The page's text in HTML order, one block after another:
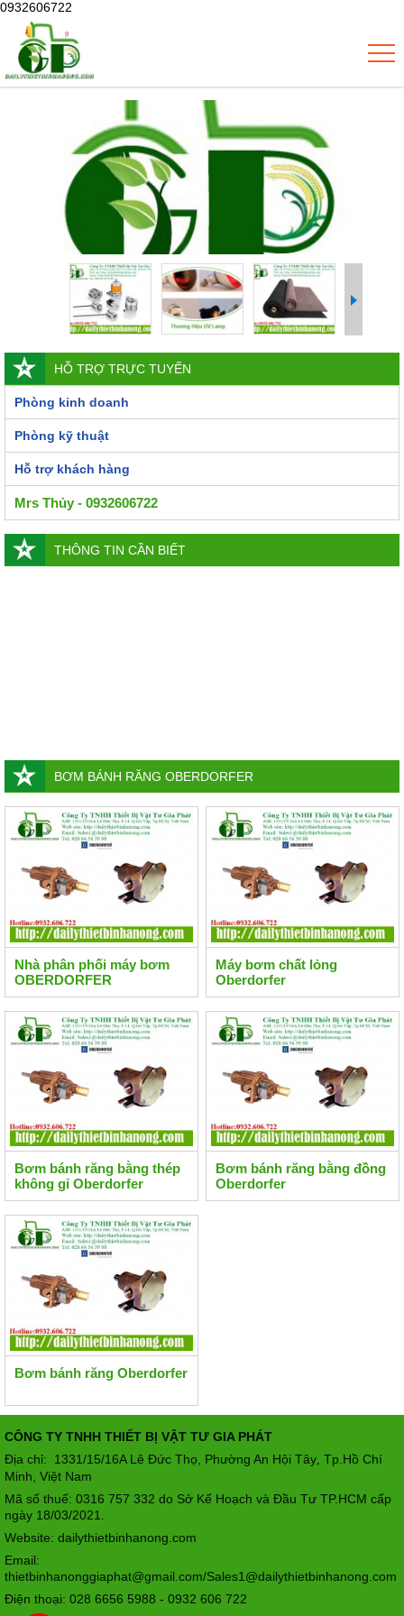
0932606722
HỖ TRỢ TRỰC TUYẾN
Phòng kinh doanh
Phòng kỹ thuật
Hỗ trợ khách hàng
Mrs Thủy - 0932606722
THÔNG TIN CẦN BIẾT
BƠM BÁNH RĂNG OBERDORFER
Nhà phân phối máy bơm
OBERDORFER
Máy bơm chất lỏng
Oberdorfer
Bơm bánh răng bằng thép
không gỉ Oberdorfer
Bơm bánh răng bằng đồng
Oberdorfer
Bơm bánh răng Oberdorfer
CÔNG TY TNHH THIẾT BỊ VẬT TƯ GIA PHÁT
Địa chỉ: 1331/15/16A Lê Đức Thọ, Phường An Hội Tây, Tp.Hồ Chí
Minh, Việt Nam
Mã số thuế: 0316 757 332 do Sở Kế Hoạch và Đầu Tư TP.HCM cấp
ngày 18/03/2021.
Website: dailythietbinhanong.com
Email:
thietbinhanonggiaphat@gmail.com/Sales1@dailythietbinhanong.com
Điện thoại: 028 6656 5988 - 0932 606 722